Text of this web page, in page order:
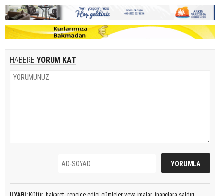
HABERE YORUM KAT
UYARI: Küfür, hakaret, rencide edici cümleler veya imalar, inançlara saldırı